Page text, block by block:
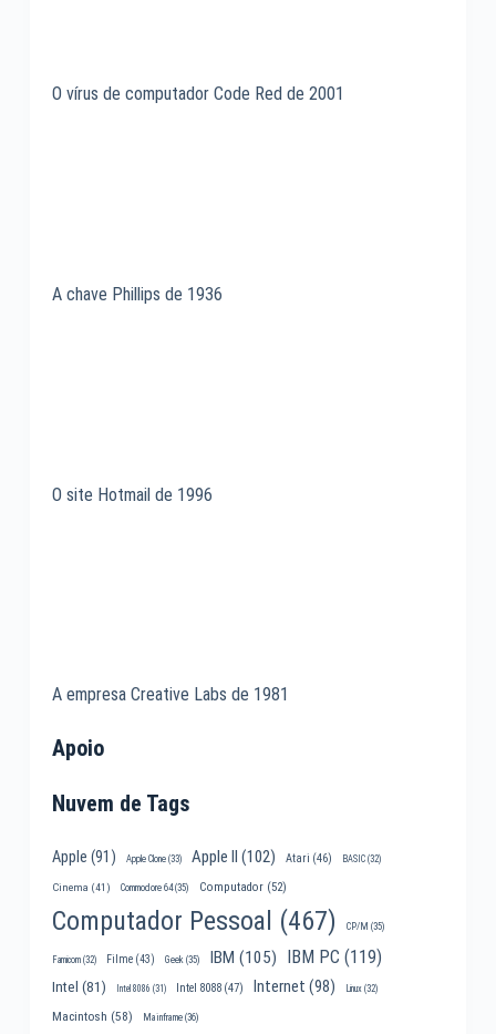
O vírus de computador Code Red de 2001
A chave Phillips de 1936
O site Hotmail de 1996
A empresa Creative Labs de 1981
Apoio
Nuvem de Tags
Apple (91) Apple Clone(33) Apple II (102) Atari (46) BASIC(32)
Cinema (41) Commodore 64(35) Computador(52)
Computador Pessoal (467) CP/M (35)
Famicom(32) Filme(43) Geek(35) IBM (105) IBM PC (119)
Intel (81) Intel 8086 (31) Intel 8088(47) Internet (98) Linux(32)
Macintosh (58) Mainframe(36)